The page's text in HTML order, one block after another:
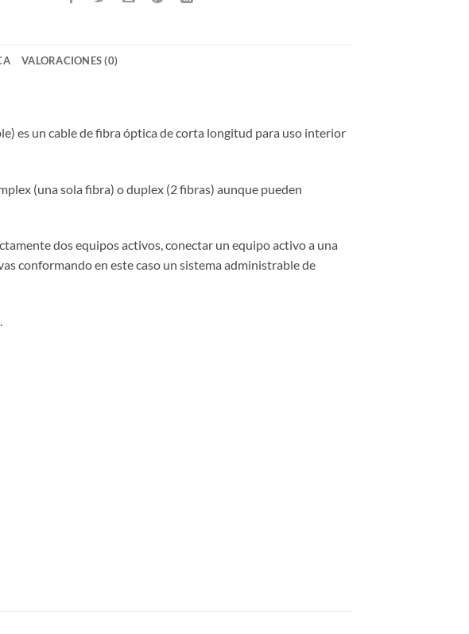
VALORACIONES (0)
es un cable de fibra óptica de corta longitud para uso interior
(una sola fibra) o duplex (2 fibras) aunque pueden
dos equipos activos, conectar un equipo activo a una
conformando en este caso un sistema administrable de